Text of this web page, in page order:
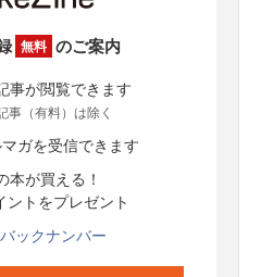
無料 のご案内
事が閲覧できます
事（有料）は除く
ガを受信できます
本が買える！
トをプレゼント
ックナンバー